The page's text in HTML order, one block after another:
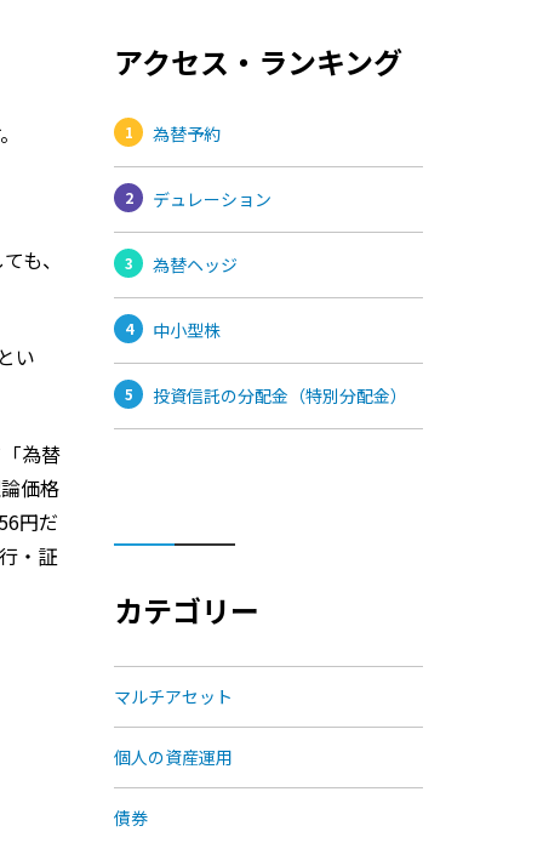
も、
い
為替
価格
円だ
・証
アクセス・ランキング
為替予約
デュレーション
為替ヘッジ
中小型株
投資信託の分配金（特別分配金）
カテゴリー
マルチアセット
個人の資産運用
債券